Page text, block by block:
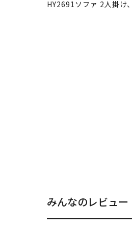
HY2691ソファ 2人掛け、
みんなのレビュー